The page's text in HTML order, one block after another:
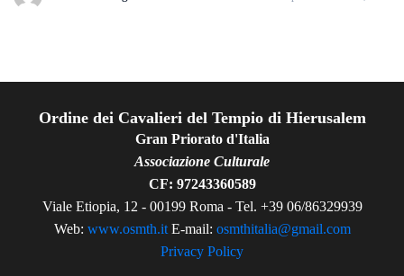
Ordine dei Cavalieri del Tempio di Hierusalem
Gran Priorato d'Italia
Associazione Culturale
CF: 97243360589
Viale Etiopia, 12 - 00199 Roma - Tel. +39 06/86329939
Web: www.osmth.itE-mail: osmthitalia@gmail.com
Privacy Policy